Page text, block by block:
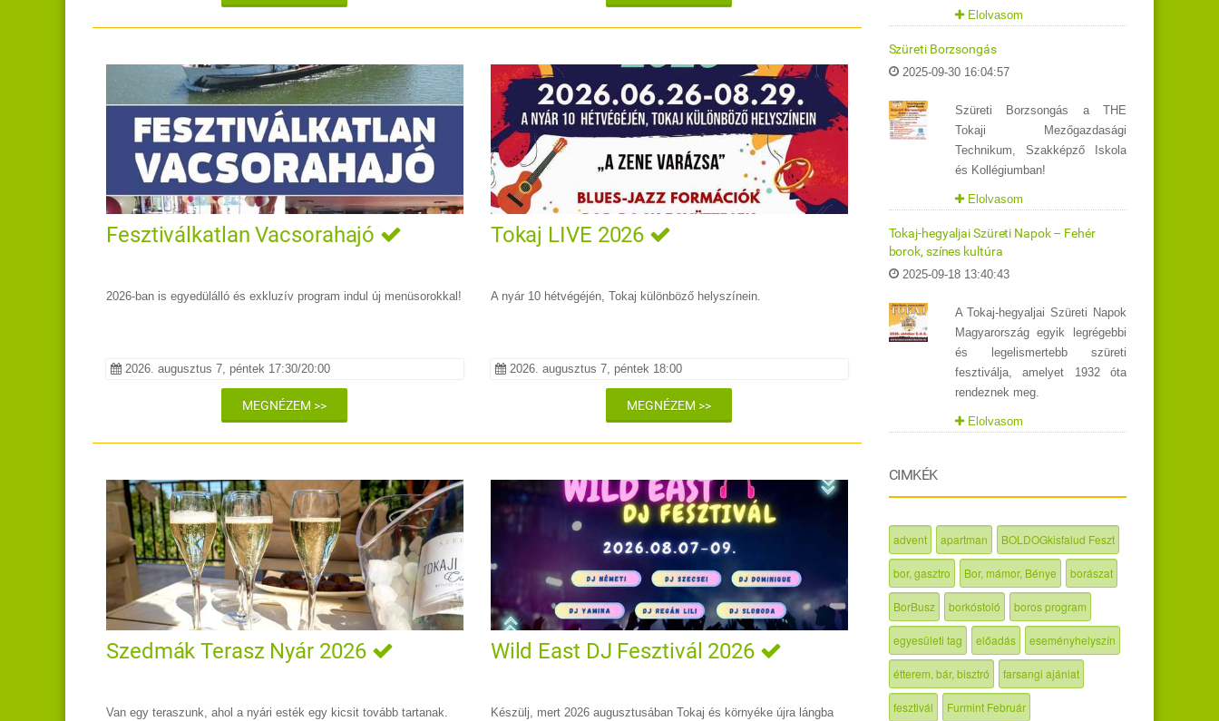
Fesztiválkatlan Vacsorahajó
2026-ban is egyedülálló és exkluzív program indul új menüsorokkal!
2026. augusztus 7, péntek 17:30/20:00
MEGNÉZEM >>
Tokaj LIVE 2026
A nyár 10 hétvégéjén, Tokaj különböző helyszínein.
2026. augusztus 7, péntek 18:00
MEGNÉZEM >>
Szedmák Terasz Nyár 2026
Van egy teraszunk, ahol a nyári esték egy kicsit tovább tartanak.
Wild East DJ Fesztivál 2026
Készülj, mert 2026 augusztusában Tokaj és környéke újra lángba
Elolvasom
Szüreti Borzsongás
2025-09-30 16:04:57
Szüreti Borzsongás a THE
Tokaji Mezőgazdasági
Technikum, Szakképző Iskola
és Kollégiumban!
Elolvasom
Tokaj-hegyaljai Szüreti Napok – Fehér
borok, színes kultúra
2025-09-18 13:40:43
A Tokaj-hegyaljai Szüreti Napok
Magyarország egyik legrégebbi
és legelismertebb szüreti
fesztiválja, amelyet 1932 óta
rendeznek meg.
Elolvasom
CIMKÉK
advent apartman BOLDOGkisfalud Feszt
bor, gasztro Bor, mámor, Bénye borászat
BorBusz borkóstoló boros program
egyesületi tag előadás eseményhelyszín
étterem, bár, bisztró farsangi ajánlat
fesztivál Furmint Február